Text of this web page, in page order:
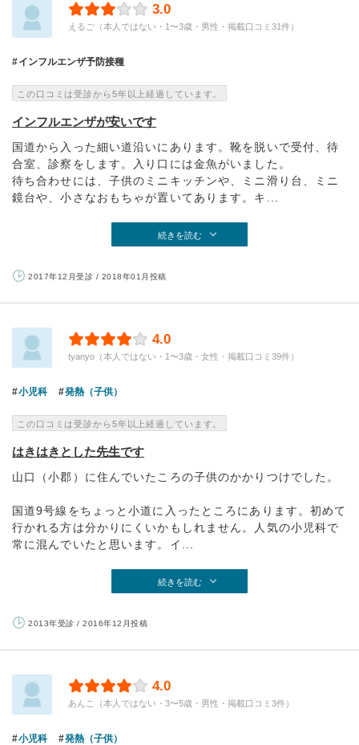
3.0
えるご（本人ではない・1〜3歳・男性・掲載口コミ31件）
インフルエンザ予防接種
この口コミは受診から5年以上経過しています。
インフルエンザが安いです
国道から入った細い道沿いにあります。靴を脱いで受付、待
合室、診察をします。入り口には金魚がいました。
待ち合わせには、子供のミニキッチンや、ミニ滑り台、ミニ
鏡台や、小さなおもちゃが置いてあります。キ...
続きを読む
2017年12月受診 / 2018年01月投稿
4.0
tyanyo（本人ではない・1〜3歳・女性・掲載口コミ39件）
小児科 発熱（子供）
この口コミは受診から5年以上経過しています。
はきはきとした先生です
山口（小郡）に住んでいたころの子供のかかりつけでした。
国道9号線をちょっと小道に入ったところにあります。初めて
行かれる方は分かりにくいかもしれません。人気の小児科で
常に混んでいたと思います。イ...
続きを読む
2013年受診 / 2016年12月投稿
4.0
あんこ（本人ではない・3〜5歳・男性・掲載口コミ3件）
小児科 発熱（子供）